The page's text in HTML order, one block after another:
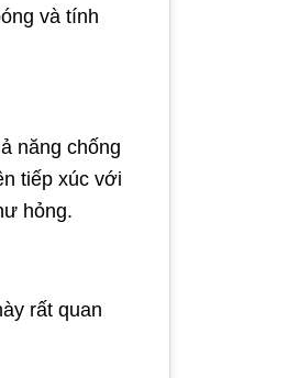
và tính
năng chống
tiếp xúc với
hỏng.
rất quan